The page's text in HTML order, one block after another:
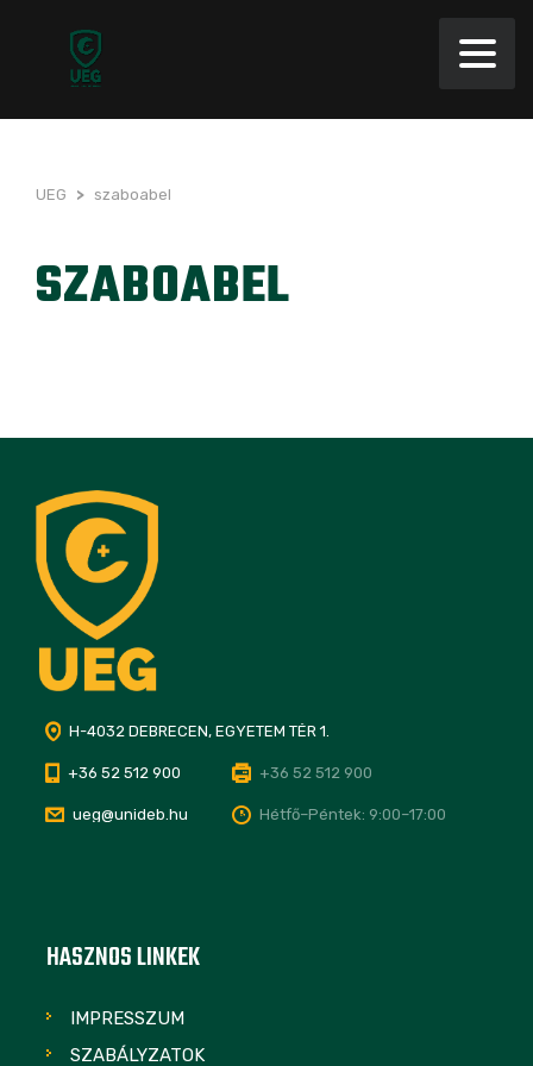
UEG > szaboabel
SZABOABEL
H-4032 DEBRECEN, EGYETEM TÉR 1.
+36 52 512 900 +36 52 512 900
ueg@unideb.hu Hétfő–Péntek: 9:00–17:00
HASZNOS LINKEK
IMPRESSZUM
SZABÁLYZATOK